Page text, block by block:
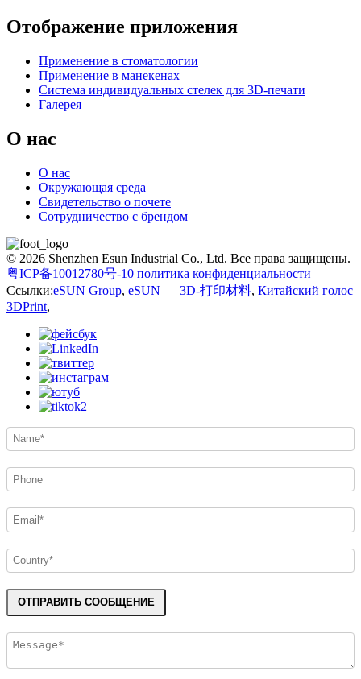
Отображение приложения
Применение в стоматологии
Применение в манекенах
Система индивидуальных стелек для 3D-печати
Галерея
О нас
О нас
Окружающая среда
Свидетельство о почете
Сотрудничество с брендом
© 2026 Shenzhen Esun Industrial Co., Ltd. Все права защищены.
粤ICP备10012780号-10 политика конфиденциальности
Ссылки:eSUN Group, eSUN — 3D-打印材料, Китайский голос
3DPrint,
ОТПРАВИТЬ СООБЩЕНИЕ